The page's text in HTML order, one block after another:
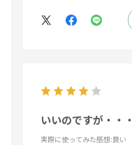
いいのですが・・・
実際に使ってみた感想:良い